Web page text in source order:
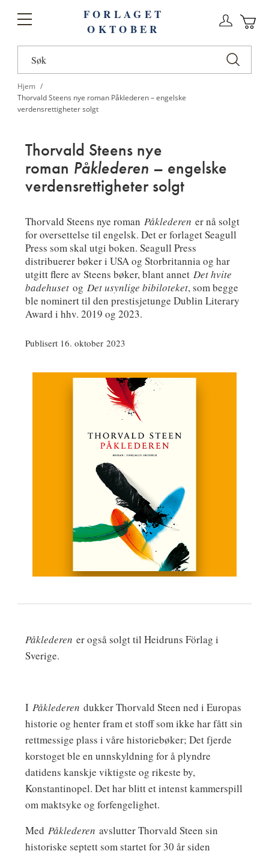
Toggle
FORLAGET
OKTOBER
Hjem
Thorvald Steens nye roman Påklederen – engelske
verdensrettigheter solgt
Thorvald Steens nye
roman Påklederen – engelske
verdensrettigheter solgt
Thorvald Steens nye roman Påklederen er nå solgt
for oversettelse til engelsk. Det er forlaget Seagull
Press som skal utgi boken. Seagull Press
distribuerer bøker i USA og Storbritannia og har
utgitt flere av Steens bøker, blant annet Det hvite
badehuset og Det usynlige bibiloteket, som begge
ble nominert til den prestisjetunge Dublin Literary
Award i hhv. 2019 og 2023.
Publisert 16. oktober 2023
Påklederen er også solgt til Heidruns Förlag i
Sverige.
I Påklederen dukker Thorvald Steen ned i Europas
historie og henter fram et stoff som ikke har fått sin
rettmessige plass i våre historiebøker; Det fjerde
korstoget ble en unnskyldning for å plyndre
datidens kanskje viktigste og rikeste by,
Konstantinopel. Det har blitt et intenst kammerspill
om maktsyke og forfengelighet.
Med Påklederen avslutter Thorvald Steen sin
historiske septett som startet for 30 år siden